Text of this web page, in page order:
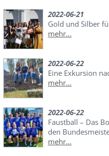
2022-06-21
Gold und Silber
mehr...
2022-06-22
Eine Exkursion
mehr...
2022-06-22
Faustball – Das
den
mehr...